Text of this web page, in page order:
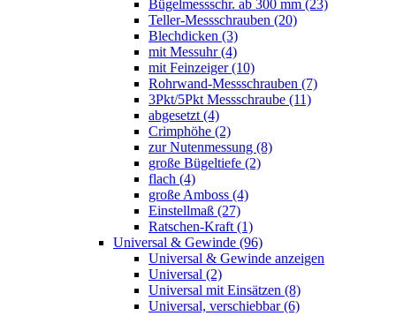
Bügelmessschr. ab 300 mm (23)
Teller-Messschrauben (20)
Blechdicken (3)
mit Messuhr (4)
mit Feinzeiger (10)
Rohrwand-Messschrauben (7)
3Pkt/5Pkt Messschraube (11)
abgesetzt (4)
Crimphöhe (2)
zur Nutenmessung (8)
große Bügeltiefe (2)
flach (4)
große Amboss (4)
Einstellmaß (27)
Ratschen-Kraft (1)
Universal & Gewinde (96)
Universal & Gewinde anzeigen
Universal (2)
Universal mit Einsätzen (8)
Universal, verschiebbar (6)